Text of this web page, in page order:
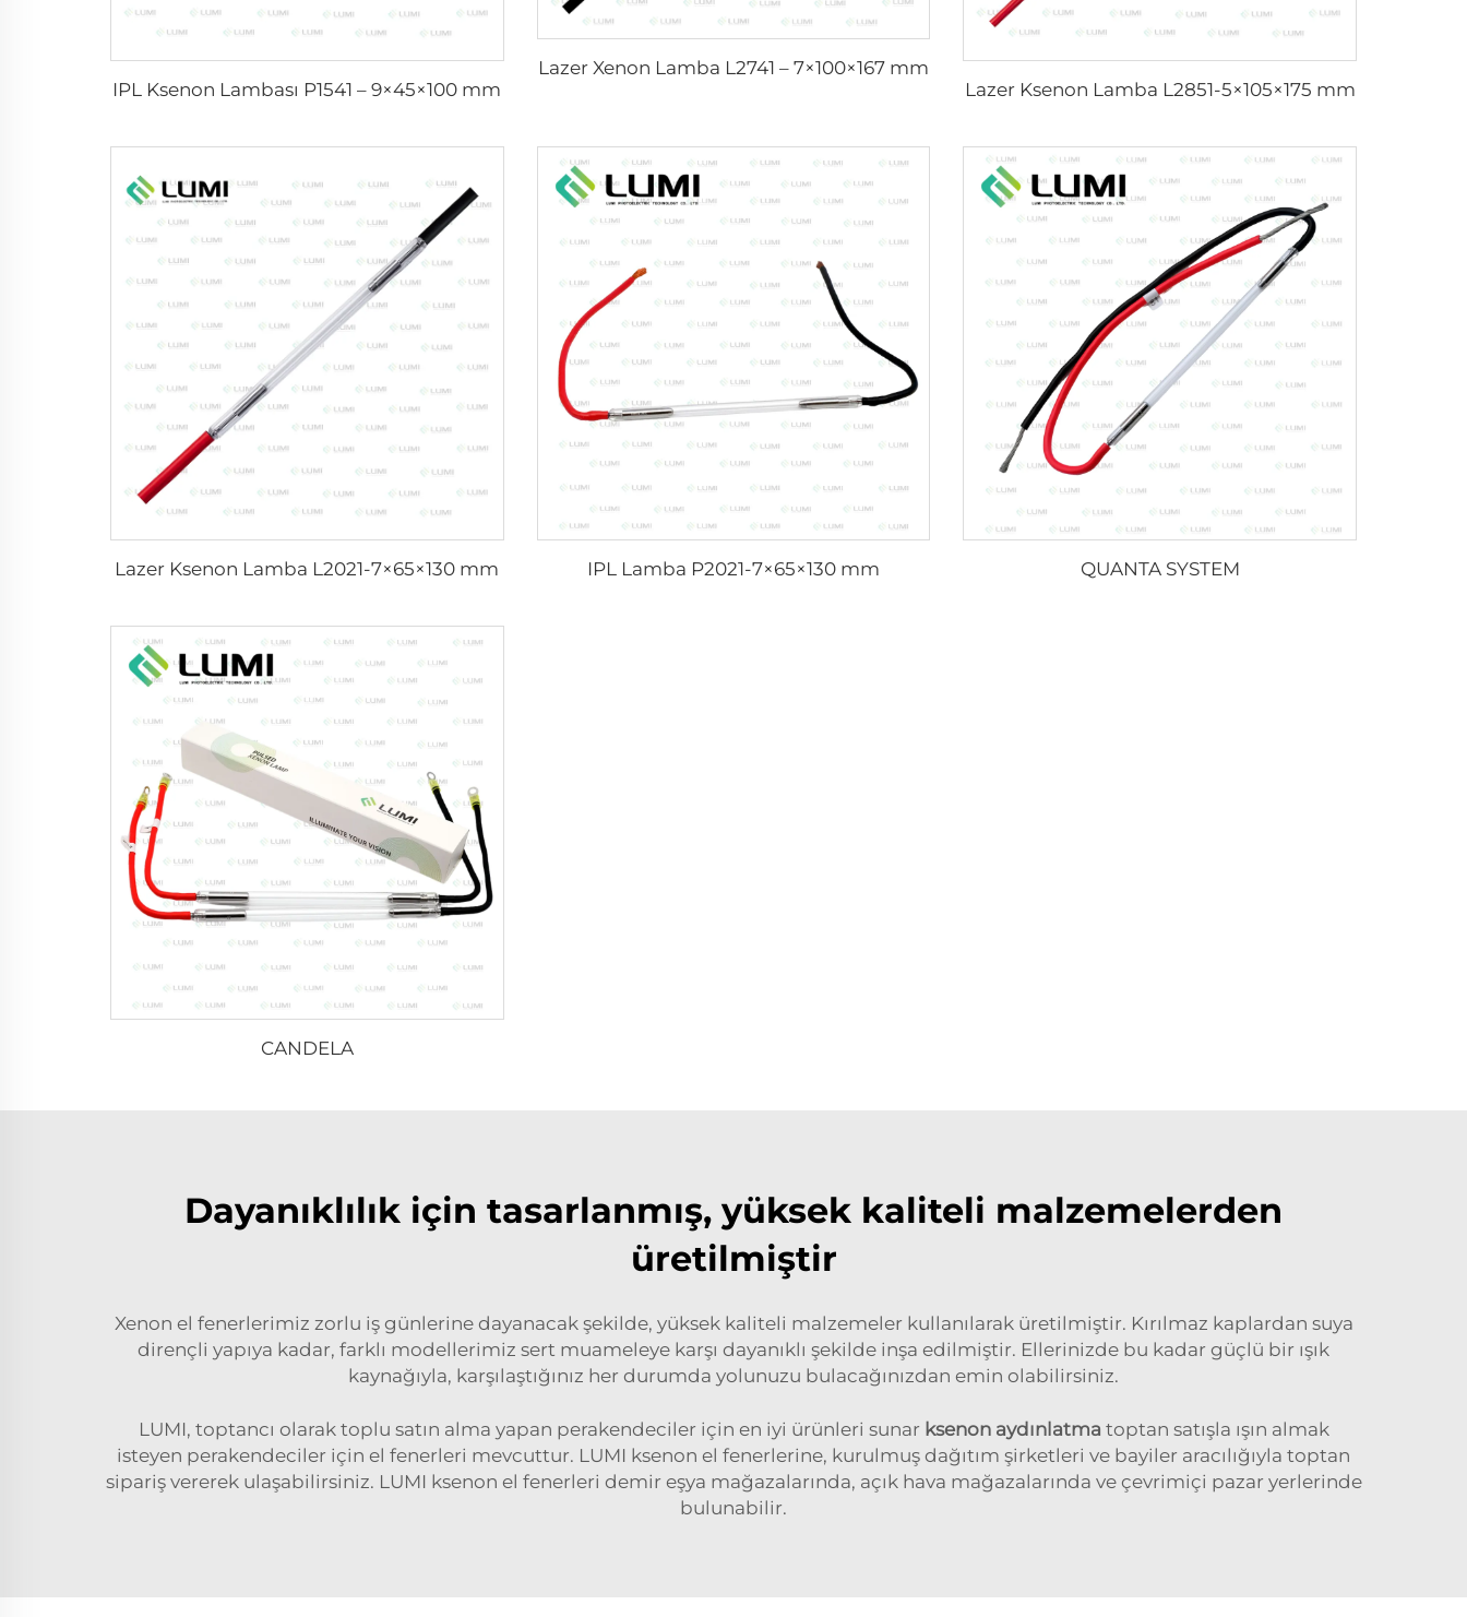
IPL Ksenon Lambası P1541 – 9×45×100 mm
Lazer Xenon Lamba L2741 – 7×100×167 mm
Lazer Ksenon Lamba L2851-5×105×175 mm
Lazer Ksenon Lamba L2021-7×65×130 mm IPL Lamba P2021-7×65×130 mm QUANTA SYSTEM
CANDELA
Dayanıklılık için tasarlanmış, yüksek kaliteli malzemelerden
üretilmiştir
Xenon el fenerlerimiz zorlu iş günlerine dayanacak şekilde, yüksek kaliteli malzemeler kullanılarak üretilmiştir. Kırılmaz kaplardan suya
dirençli yapıya kadar, farklı modellerimiz sert muameleye karşı dayanıklı şekilde inşa edilmiştir. Ellerinizde bu kadar güçlü bir ışık
kaynağıyla, karşılaştığınız her durumda yolunuzu bulacağınızdan emin olabilirsiniz.
LUMI, toptancı olarak toplu satın alma yapan perakendeciler için en iyi ürünleri sunar ksenon aydınlatma toptan satışla ışın almak
isteyen perakendeciler için el fenerleri mevcuttur. LUMI ksenon el fenerlerine, kurulmuş dağıtım şirketleri ve bayiler aracılığıyla toptan
sipariş vererek ulaşabilirsiniz. LUMI ksenon el fenerleri demir eşya mağazalarında, açık hava mağazalarında ve çevrimiçi pazar yerlerinde
bulunabilir.